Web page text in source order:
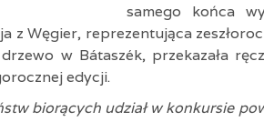
samego końca
z Węgier, reprezentująca
w Bátaszék, przekazała
edycji.
biorących udział w konkursie